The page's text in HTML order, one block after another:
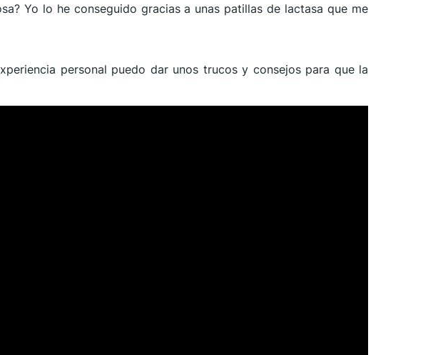
Yo lo he conseguido gracias a unas patillas de lactasa que me
personal puedo dar unos trucos y consejos para que la